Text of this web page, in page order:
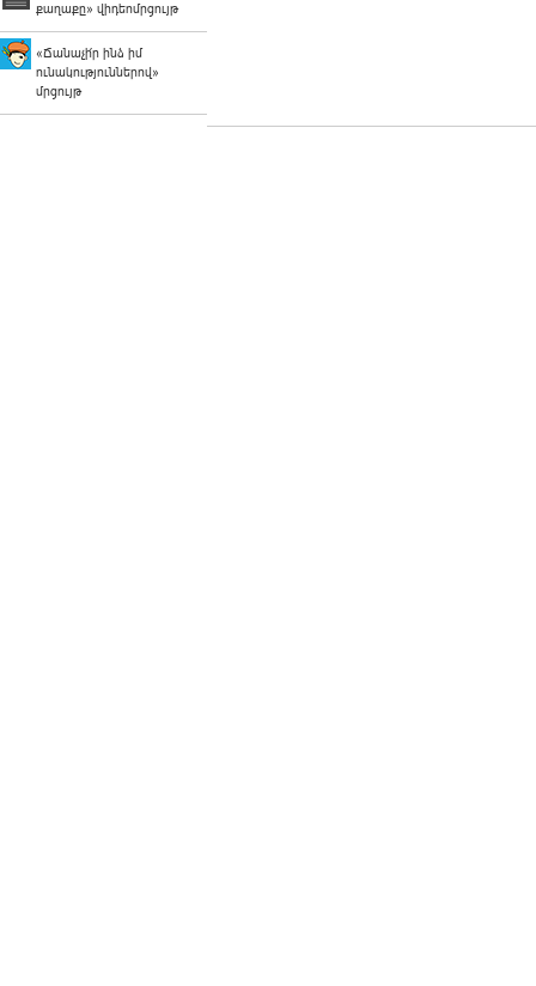
քաղաքը» վիդեոմրցույթ
«Ճանաչի՛ր ինձ իմ
ունակություններով»
մրցույթ